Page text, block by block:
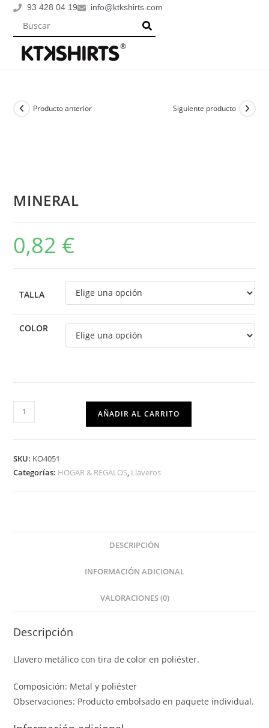
93 428 04 19 info@ktkshirts.com
Producto anterior Siguiente producto
MINERAL
0,82 €
TALLA
COLOR
AÑADIR AL CARRITO
SKU: KO4051
Categorías: HOGAR & REGALOS, Llaveros
DESCRIPCIÓN
INFORMACIÓN ADICIONAL
VALORACIONES (0)
Descripción
Llavero metálico con tira de color en poliéster.
Composición: Metal y poliéster
Observaciones: Producto embolsado en paquete individual.